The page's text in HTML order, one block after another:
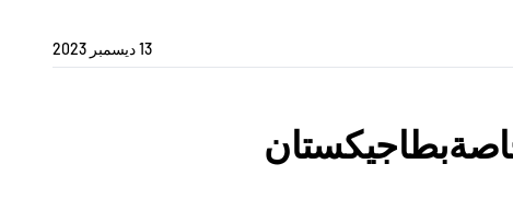
13 ديسمبر 2023